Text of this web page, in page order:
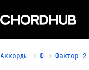
Аккорды Ф Фактор 2